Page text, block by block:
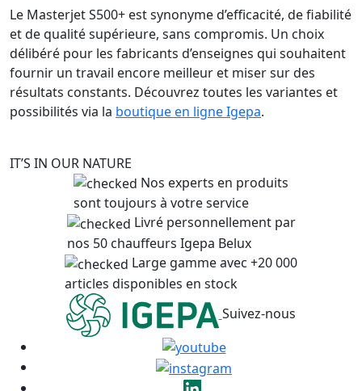
Le Masterjet S500+ est synonyme d’efficacité, de fiabilité
et de qualité supérieure, sans compromis. Un choix
délibéré pour les fabricants d’enseignes qui souhaitent
fournir un travail encore meilleur et miser sur des
résultats constants. Découvrez toutes les variantes et
possibilités via la boutique en ligne Igepa.
IT’S IN OUR NATURE
Nos experts en produits
sont toujours à votre service
Livré personnellement par
nos 50 chauffeurs Igepa Belux
Large gamme avec +20 000
articles disponibles en stock
Suivez-nous